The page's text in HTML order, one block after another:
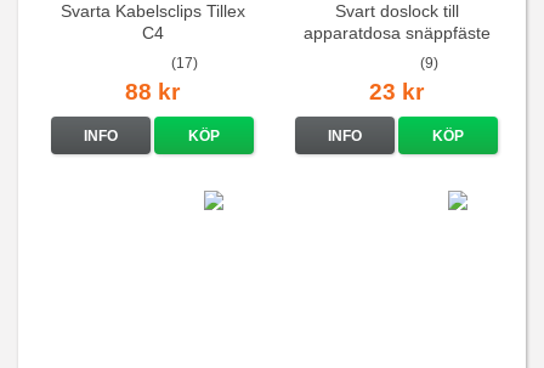
Svarta Kabelsclips Tillex
C4
(17)
88 kr
INFO KÖP
Svart doslock till
apparatdosa snäppfäste
(9)
23 kr
INFO KÖP